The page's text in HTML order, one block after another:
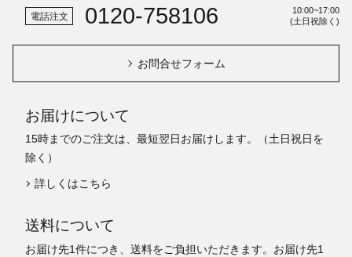
電話注文 0120-758106
10:00~17:00
(土日祝除く)
お問合せフォーム
お届けについて
15時までのご注文は、最短翌日お届けします。（土日祝日を
除く）
詳しくはこちら
送料について
お届け先1件につき、送料をご負担いただきます。お届け先1